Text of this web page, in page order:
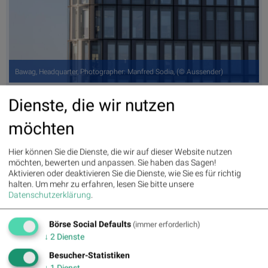
Bawag, Headquarter, Photographer: Manfred Sodia, (© Aussender)
13:20
Erste Group und RBI vs. Sberbank und HSBC Holdings –
kommentierter ...
13:10
Lyft und Honda Motor vs. Leoni und Lion E-Mobility –
kommentierter ...
11:05
Fear of missing out bei wikifolio 08.08.26: Space Exploration
Techn...
07.08.
Verschmelzung von KI mit realen Systemen: Roboter,
Maschinen und Fa...:Wenn KI auf die reale Welt trifft: „Physical
AI...
11:05
wikifolio Champion per ..: Simon Weishar mit Szew
Dienste, die wir nutzen
möchten
Hier können Sie die Dienste, die wir auf dieser Website nutzen
möchten, bewerten und anpassen. Sie haben das Sagen!
Aktivieren oder deaktivieren Sie die Dienste, wie Sie es für richtig
halten. Um mehr zu erfahren, lesen Sie bitte unsere
Datenschutzerklärung.
Börse Social Defaults (immer erforderlich)
↓ 2 Dienste
Besucher-Statistiken